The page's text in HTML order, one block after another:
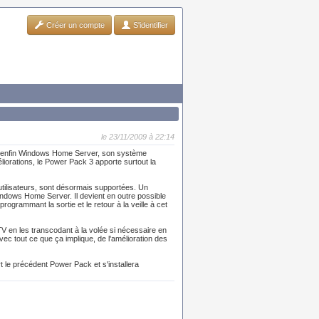
Créer un compte S'identifier
le 23/11/2009 à 22:14
Windows Home Server, son système
le Power Pack 3 apporte surtout la
sont désormais supportées. Un
Home Server. Il devient en outre possible
la sortie et le retour à la veille à cet
en les transcodant à la volée si nécessaire en
tout ce que ça implique, de l'amélioration des
le précédent Power Pack et s'installera